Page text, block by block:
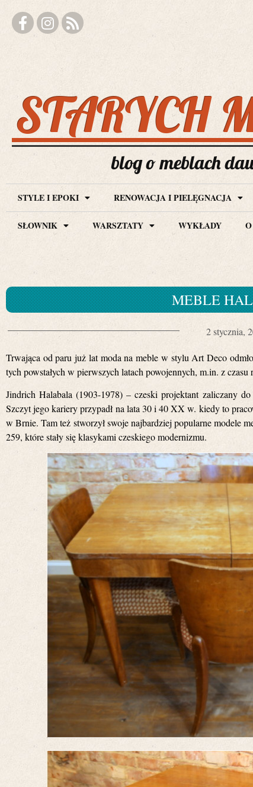
STARYCH
blog o meblach
STYLE I EPOKI RENOWACJA I PIELĘGNACJA
SŁOWNIK WARSZTATY WYKŁADY
MEBLE
2 stycznia,
Trwająca od paru już lat moda na meble w stylu Art Deco
tych powstałych w pierwszych latach powojennych, m.in. z
Jindrich Halabala (1903-1978) – czeski projektant zaliczany
Szczyt jego kariery przypadł na lata 30 i 40 XX w. kiedy to
w Brnie. Tam też stworzył swoje najbardziej popularne modele
259, które stały się klasykami czeskiego modernizmu.